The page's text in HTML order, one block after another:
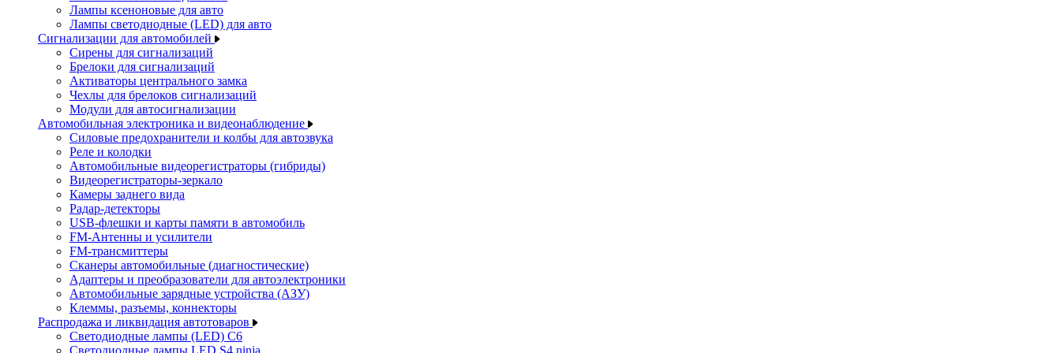
Лампы ксеноновые для авто
Лампы светодиодные (LED) для авто
Сигнализации для автомобилей
Сирены для сигнализаций
Брелоки для сигнализаций
Активаторы центрального замка
Чехлы для брелоков сигнализаций
Модули для автосигнализации
Автомобильная электроника и видеонаблюдение
Силовые предохранители и колбы для автозвука
Реле и колодки
Автомобильные видеорегистраторы (гибриды)
Видеорегистраторы-зеркало
Камеры заднего вида
Радар-детекторы
USB-флешки и карты памяти в автомобиль
FM-Антенны и усилители
FM-трансмиттеры
Сканеры автомобильные (диагностические)
Адаптеры и преобразователи для автоэлектроники
Автомобильные зарядные устройства (АЗУ)
Клеммы, разъемы, коннекторы
Распродажа и ликвидация автотоваров
Светодиодные лампы (LED) C6
Светодиодные лампы LED S4 ninja